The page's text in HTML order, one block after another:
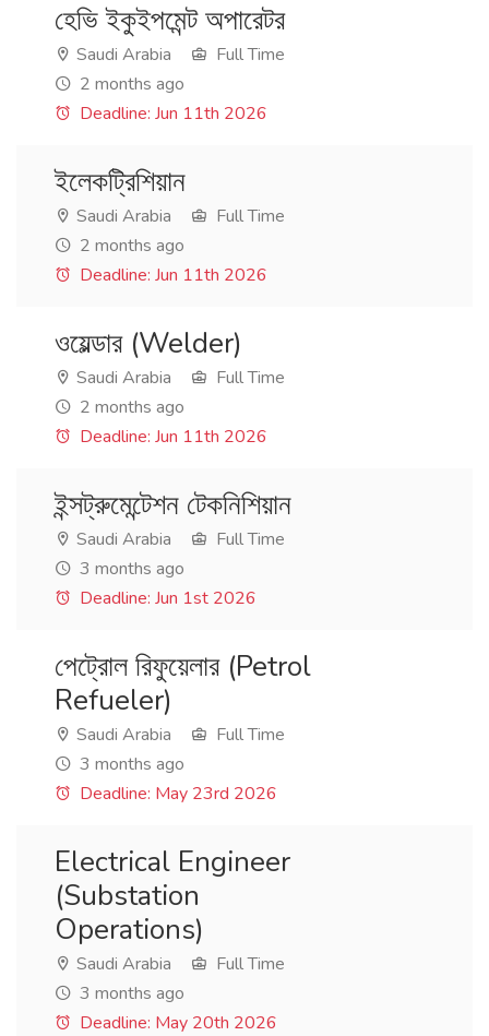
হেভি ইকুইপমেন্ট অপারেটর
Saudi Arabia
Full Time
2 months ago
Deadline: Jun 11th 2026
ইলেকট্রিশিয়ান
Saudi Arabia
Full Time
2 months ago
Deadline: Jun 11th 2026
ওয়েল্ডার (Welder)
Saudi Arabia
Full Time
2 months ago
Deadline: Jun 11th 2026
ইন্সট্রুমেন্টেশন টেকনিশিয়ান
Saudi Arabia
Full Time
3 months ago
Deadline: Jun 1st 2026
পেট্রোল রিফুয়েলার (Petrol
Refueler)
Saudi Arabia
Full Time
3 months ago
Deadline: May 23rd 2026
Electrical Engineer
(Substation
Operations)
Saudi Arabia
Full Time
3 months ago
Deadline: May 20th 2026